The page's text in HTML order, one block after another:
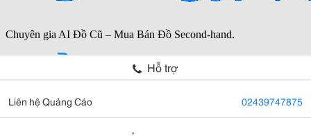
Hỗ trợ
Liên hệ Quảng Cáo 02439747875